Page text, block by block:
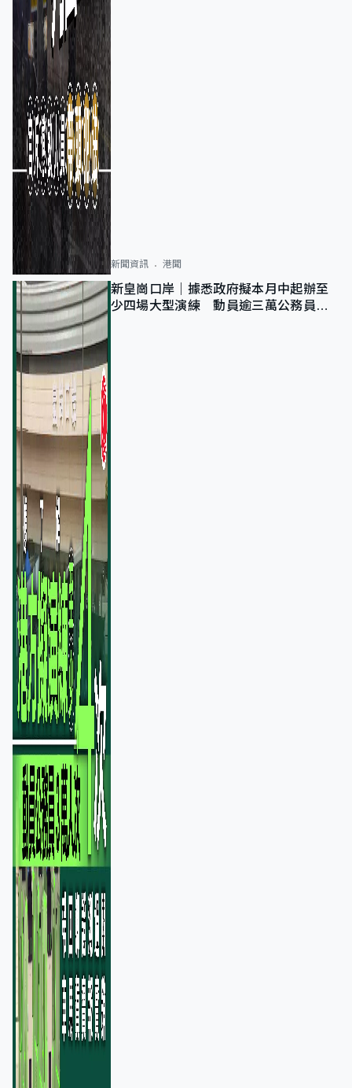
新聞資訊 港聞
新皇崗口岸｜據悉政府擬本月中起辦至
少四場大型演練 動員逾三萬公務員人